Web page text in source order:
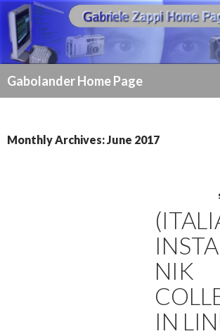
Gabolander Home Page
Monthly Archives: June 2017
NIK
IN